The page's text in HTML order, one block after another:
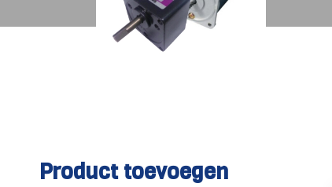
Product toevoegen